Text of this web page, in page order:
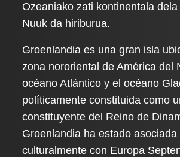
Ozeaniako zati kontinentala
Nuuk da hiriburua.
Groenlandia es una gran isla
zona nororiental de América del
océano Atlántico y el océano
políticamente constituida como
constituyente del Reino de
Groenlandia ha estado
culturalmente con Europa